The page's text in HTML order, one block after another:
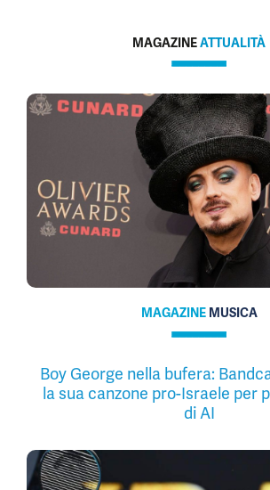
MAGAZINEATTUALITÀ
MAGAZINE MUSICA
Boy George nella bufera:
la sua canzone pro-Israele per
di AI